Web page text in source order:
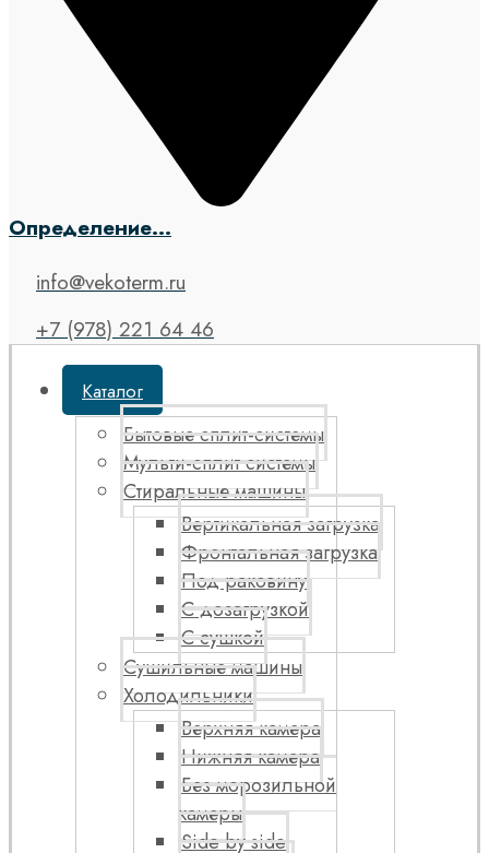
Определение...
info@vekoterm.ru
+7 (978) 221 64 46
Каталог
Бытовые сплит-системы
Мульти-сплит системы
Стиральные машины
Вертикальная загрузка
Фронтальная загрузка
Под раковину
С дозагрузкой
С сушкой
Сушильные машины
Холодильники
Верхняя камера
Нижняя камера
Без морозильной
камеры
Side by side